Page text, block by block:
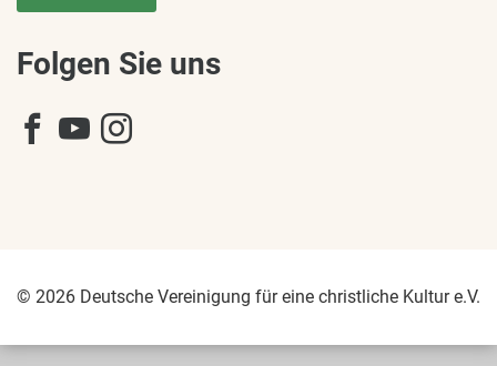
Folgen Sie uns
© 2026 Deutsche Vereinigung für eine christliche Kultur e.V.